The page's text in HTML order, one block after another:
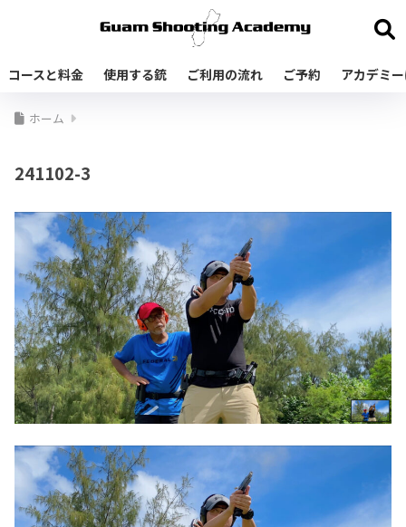
コースと料金 使用する銃 ご利用の流れ ご予約 アカデミ
ホーム
241102-3